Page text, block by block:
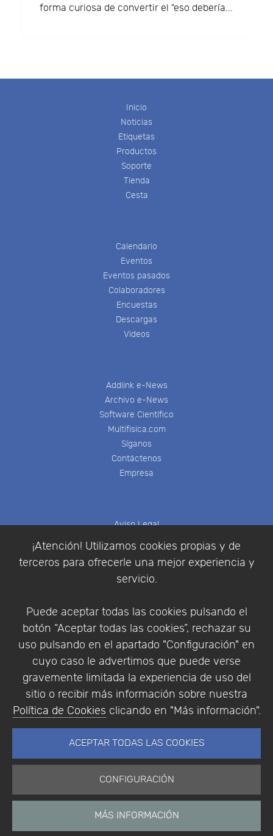
¡Atención! Utilizamos cookies propias y de
terceros para ofrecerle una mejor experiencia y
servicio.
Puede aceptar todas las cookies pulsando el
botón “Aceptar todas las cookies”, rechazar su
uso pulsando en el apartado "Configuración" en
cuyo caso le advertimos que puede verse
gravemente limitada la experiencia de uso del
sitio o recibir más información sobre nuestra
Política de Cookies clicando en "Más información".
ACEPTAR TODAS LAS COOKIES
CONFIGURACIÓN
MÁS INFORMACIÓN
forma curiosa de convertir el "eso debería...
Inicio
Noticias
Etiquetas
Productos
Soporte
Tienda
Cesta
Calendario
Eventos
Eventos pasados
Colaboradores
Encuestas
Descargas
Videos
Addlink e-News
Archivo e-News
Software Científico
Multifisica.com
Síganos
Contáctenos
Empresa
Aviso Legal
Condiciones de compra
Identificarse
Empresa|Aviso Legal| Política de Privacidad |
Política de Cookies
© Copyright 1994 - 2026. Addlink Software
Científico, S.L.
Portugal.